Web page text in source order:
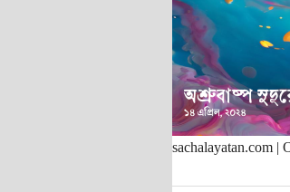
sachalayatan.com |